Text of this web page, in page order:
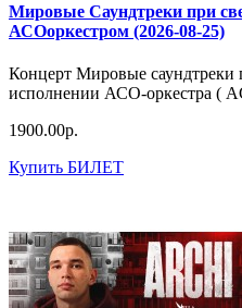
Мировые Саундтреки при
АСОоркестром (2026-08-25)
Концерт Мировые саундтреки
исполнении АСО-оркестра (
1900.00р.
Купить БИЛЕТ